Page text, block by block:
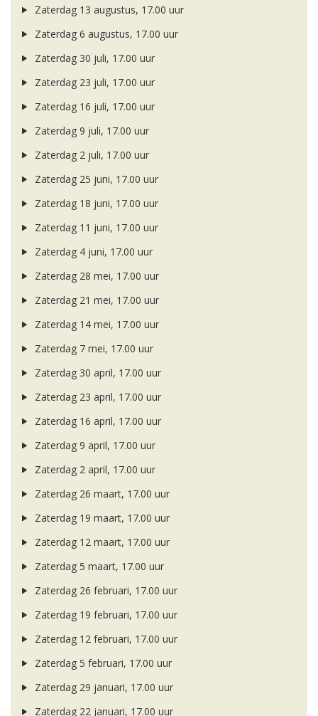
Zaterdag 13 augustus, 17.00 uur
Zaterdag 6 augustus, 17.00 uur
Zaterdag 30 juli, 17.00 uur
Zaterdag 23 juli, 17.00 uur
Zaterdag 16 juli, 17.00 uur
Zaterdag 9 juli, 17.00 uur
Zaterdag 2 juli, 17.00 uur
Zaterdag 25 juni, 17.00 uur
Zaterdag 18 juni, 17.00 uur
Zaterdag 11 juni, 17.00 uur
Zaterdag 4 juni, 17.00 uur
Zaterdag 28 mei, 17.00 uur
Zaterdag 21 mei, 17.00 uur
Zaterdag 14 mei, 17.00 uur
Zaterdag 7 mei, 17.00 uur
Zaterdag 30 april, 17.00 uur
Zaterdag 23 april, 17.00 uur
Zaterdag 16 april, 17.00 uur
Zaterdag 9 april, 17.00 uur
Zaterdag 2 april, 17.00 uur
Zaterdag 26 maart, 17.00 uur
Zaterdag 19 maart, 17.00 uur
Zaterdag 12 maart, 17.00 uur
Zaterdag 5 maart, 17.00 uur
Zaterdag 26 februari, 17.00 uur
Zaterdag 19 februari, 17.00 uur
Zaterdag 12 februari, 17.00 uur
Zaterdag 5 februari, 17.00 uur
Zaterdag 29 januari, 17.00 uur
Zaterdag 22 januari, 17.00 uur